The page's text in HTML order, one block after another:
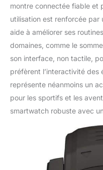
montre connectée fiable et
utilisation est renforcée par
aide à améliorer ses
domaines, comme le
son interface, non tactile,
préfèrent l’interactivité des
représente néanmoins un
pour les sportifs et les
smartwatch robuste avec